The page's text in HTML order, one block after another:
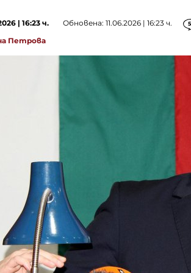
| 16:23 ч. Обновена: 11.06.2026 | 16:23 ч.
Петрова